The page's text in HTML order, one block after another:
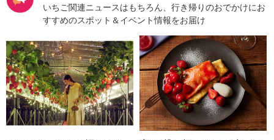
いちご関連ニュースはもちろん、行き帰りのおでかけにお
すすめのスポット＆イベント情報をお届け